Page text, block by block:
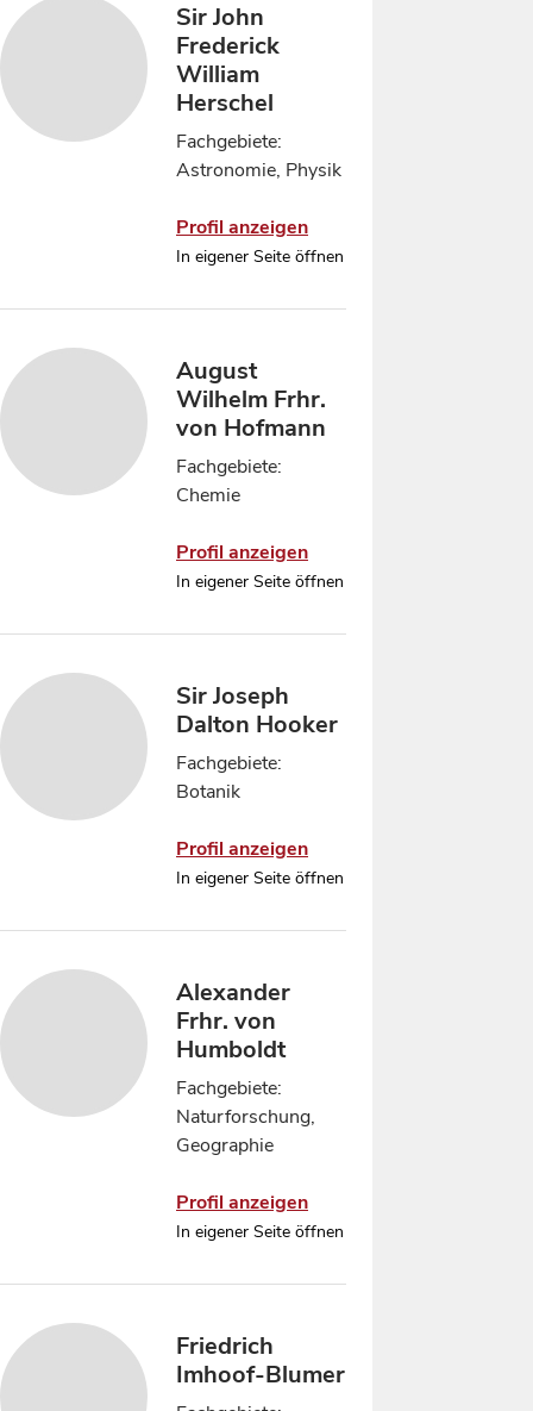
Sir John
Frederick
William
Herschel
Fachgebiete:
Astronomie, Physik
Profil anzeigen
In eigener Seite öffnen
August
Wilhelm Frhr.
von Hofmann
Fachgebiete:
Chemie
Profil anzeigen
In eigener Seite öffnen
Sir Joseph
Dalton Hooker
Fachgebiete:
Botanik
Profil anzeigen
In eigener Seite öffnen
Alexander
Frhr. von
Humboldt
Fachgebiete:
Naturforschung,
Geographie
Profil anzeigen
In eigener Seite öffnen
Friedrich
Imhoof-Blumer